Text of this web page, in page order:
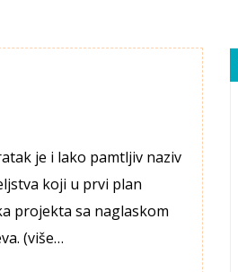
je i lako pamtljiv naziv
koji u prvi plan
projekta sa naglaskom
(više…